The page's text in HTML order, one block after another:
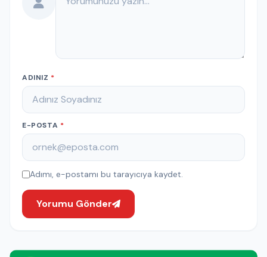
ADINIZ *
E-POSTA *
Adımı, e-postamı bu tarayıcıya kaydet.
Yorumu Gönder